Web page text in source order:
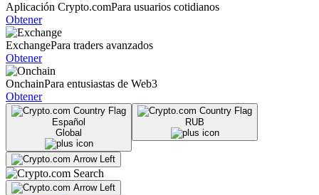
Aplicación Crypto.comPara usuarios cotidianos
Obtener
ExchangePara traders avanzados
Obtener
OnchainPara entusiastas de Web3
Obtener
Español
Global
RUB